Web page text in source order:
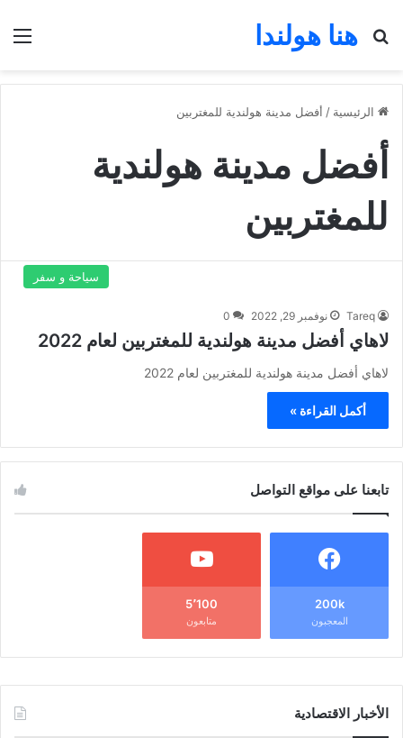
هنا هولندا
بحث عن
الرئيسية / أفضل مدينة هولندية للمغتربين
أفضل مدينة هولندية
للمغتربين
سياحة و سفر
Tareq نوفمبر 29, 2022 0
لاهاي أفضل مدينة هولندية للمغتربين لعام 2022
لاهاي أفضل مدينة هولندية للمغتربين لعام 2022
أكمل القراءة »
تابعنا على مواقع التواصل
200k
المعجبون
5٬100
متابعون
الأخبار الاقتصادية